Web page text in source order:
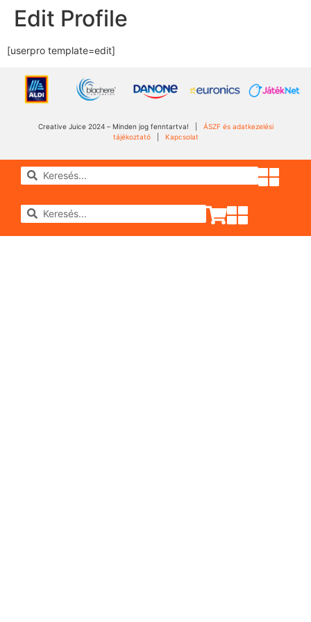
Edit Profile
[userpro template=edit]
Creative Juice 2024 – Minden jog fenntartva! | ÁSZF és adatkezelési
tájékoztató| Kapcsolat